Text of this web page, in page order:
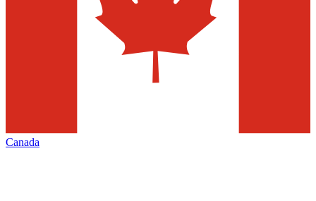
Canada